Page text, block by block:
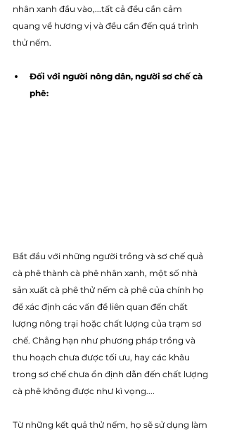
nhân xanh đầu vào,...tất cả đều cần cảm
quang về hương vị và đều cần đến quá trình
thử nếm.
Đối với người nông dân, người sơ chế cà
phê:
Bắt đầu với những người trồng và sơ chế quả
cà phê thành cà phê nhân xanh, một số nhà
sản xuất cà phê thử nếm cà phê của chính họ
để xác định các vấn đề liên quan đến chất
lượng nông trại hoặc chất lượng của trạm sơ
chế. Chẳng hạn như phương pháp trồng và
thu hoạch chưa được tối ưu, hay các khâu
trong sơ chế chưa ổn định dẫn đến chất lượng
cà phê không được như kì vọng....
Từ những kết quả thử nếm, họ sẽ sử dụng làm